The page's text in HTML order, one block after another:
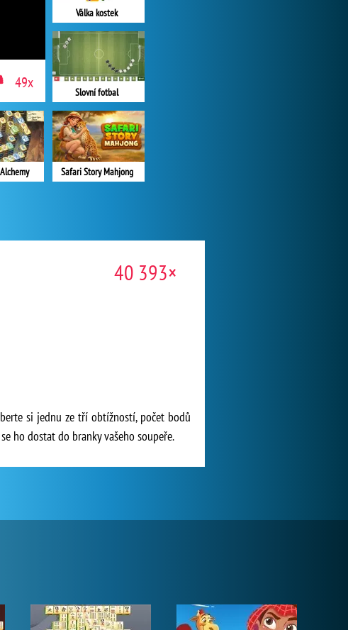
Válka kostek
Slovní fotbal
Safari Story Mahjong
49x
40 393×
si jednu ze tří obtížností, počet bodů
ho dostat do branky vašeho soupeře.